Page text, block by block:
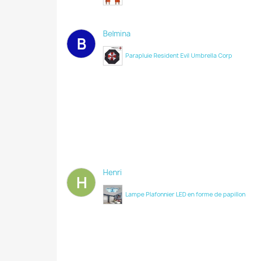
B
Belmina
Parapluie Resident Evil Umbrella Corp
H
Henri
Lampe Plafonnier LED en forme de papillon